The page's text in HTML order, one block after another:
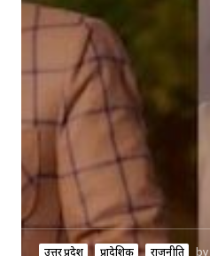
उत्तर प्रदेश प्रादेशिक राजनीति by